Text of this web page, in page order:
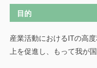
目的
産業活動におけるITの高
上を促進し、もって我が